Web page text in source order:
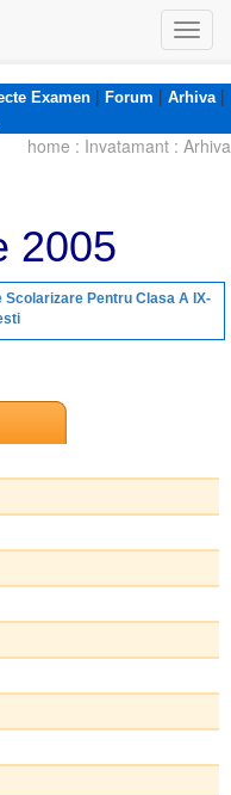
Examen| Forum | Arhiva|
home : Invatamant : Arhiva
2005
Scolarizare Pentru Clasa A IX-